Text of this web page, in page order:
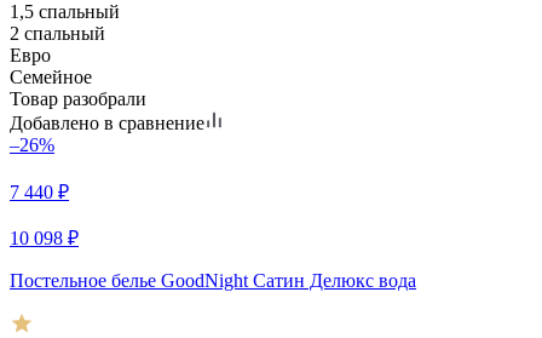
1,5 спальный
2 спальный
Евро
Семейное
Товар разобрали
Добавлено в сравнение
–26%
7 440 ₽
10 098 ₽
Постельное белье GoodNight Сатин Делюкс вода